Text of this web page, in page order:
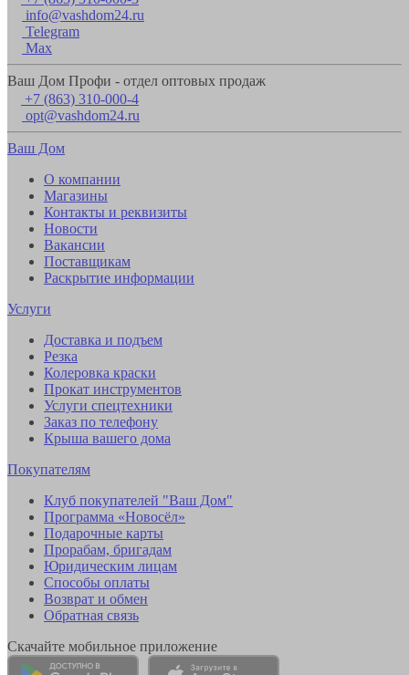
info@vashdom24.ru
Telegram
Max
Ваш Дом Профи - отдел оптовых продаж
+7 (863) 310-000-4
opt@vashdom24.ru
Ваш Дом
О компании
Магазины
Контакты и реквизиты
Новости
Вакансии
Поставщикам
Раскрытие информации
Услуги
Доставка и подъем
Резка
Колеровка краски
Прокат инструментов
Услуги спецтехники
Заказ по телефону
Крыша вашего дома
Покупателям
Клуб покупателей "Ваш Дом"
Программа «Новосёл»
Подарочные карты
Прорабам, бригадам
Юридическим лицам
Способы оплаты
Возврат и обмен
Обратная связь
Скачайте мобильное приложение